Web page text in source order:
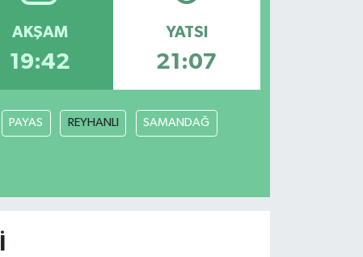
AKŞAM
19:42
YATSI
21:07
PAYAS REYHANLI SAMANDAĞ